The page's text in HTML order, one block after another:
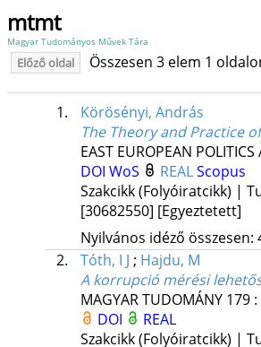
mtmt
Magyar Tudományos Művek Tára
Előző oldal Összesen 3 elem 1
1.
Körösényi, András
The Theory and Practice
EAST EUROPEAN POLITICS
DOI WoS REALScopus
Szakcikk (Folyóiratcikk) |
[30682550] [Egyeztetett]
Nyilvános idéző összesen:
2.
Tóth, I J ; Hajdu, M
A korrupció mérési
MAGYAR TUDOMÁNY 179:
DOI
REAL
Szakcikk (Folyóiratcikk) |